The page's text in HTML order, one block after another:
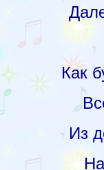
Как
Из